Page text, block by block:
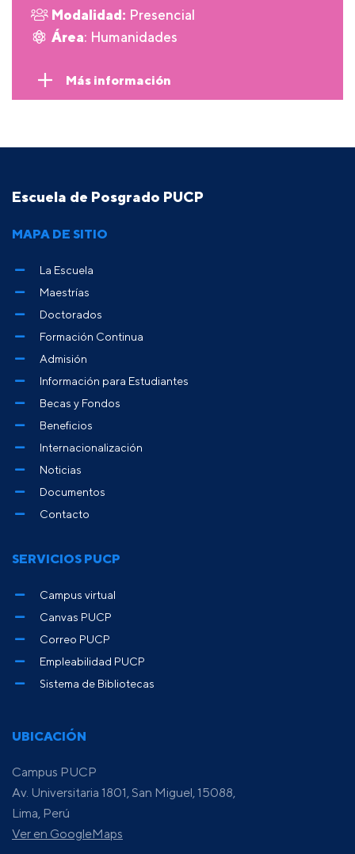
Modalidad: Presencial
Área: Humanidades
Más información
Escuela de Posgrado PUCP
UBICACIÓN
Campus PUCP
Av. Universitaria 1801, San Miguel, 15088,
Lima, Perú
Ver en GoogleMaps
MAPA DE SITIO
La Escuela
Maestrías
Doctorados
Formación Continua
Admisión
Información para Estudiantes
Becas y Fondos
Beneficios
Internacionalización
Noticias
Documentos
Contacto
SERVICIOS PUCP
Campus virtual
Canvas PUCP
Correo PUCP
Empleabilidad PUCP
Sistema de Bibliotecas